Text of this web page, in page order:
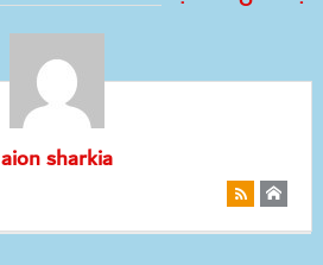
aion sharkia